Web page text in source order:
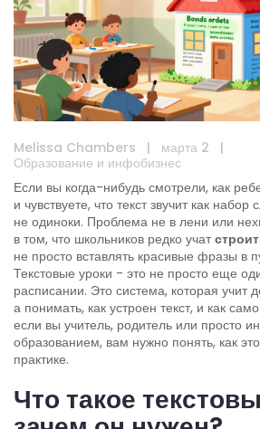
Melissa Chambers | марта 2
|
Образование и инфобизнес
Если вы когда-нибудь смотрели, как
и чувствуете, что текст звучит как
не одиноки. Проблема не в лени или
в том, что школьников редко учат
не просто вставлять красивые фразы в
Текстовые уроки - это не просто еще
расписании. Это система, которая учит
а понимать, как устроен текст, и как
если вы учитель, родитель или просто
образованием, вам нужно понять, как
практике.
Что такое